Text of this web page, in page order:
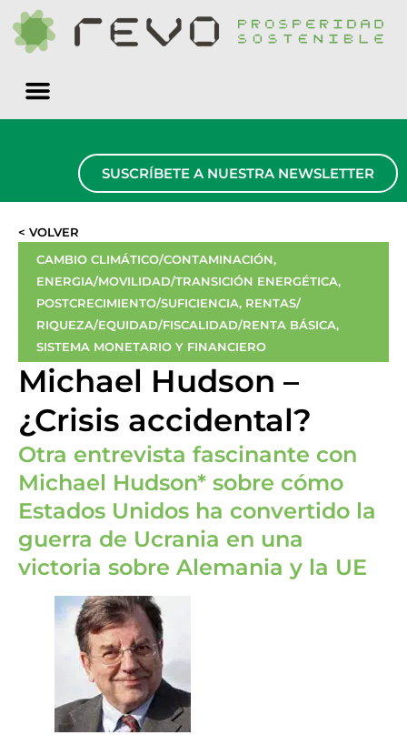
SUSCRÍBETE A NUESTRA NEWSLETTER
< VOLVER
CAMBIO CLIMÁTICO/CONTAMINACIÓN,
ENERGIA/MOVILIDAD/TRANSICIÓN ENERGÉTICA,
POSTCRECIMIENTO/SUFICIENCIA, RENTAS/
RIQUEZA/EQUIDAD/FISCALIDAD/RENTA BÁSICA,
SISTEMA MONETARIO Y FINANCIERO
Michael Hudson –
¿Crisis accidental?
Otra entrevista fascinante con
Michael Hudson* sobre cómo
Estados Unidos ha convertido la
guerra de Ucrania en una
victoria sobre Alemania y la UE